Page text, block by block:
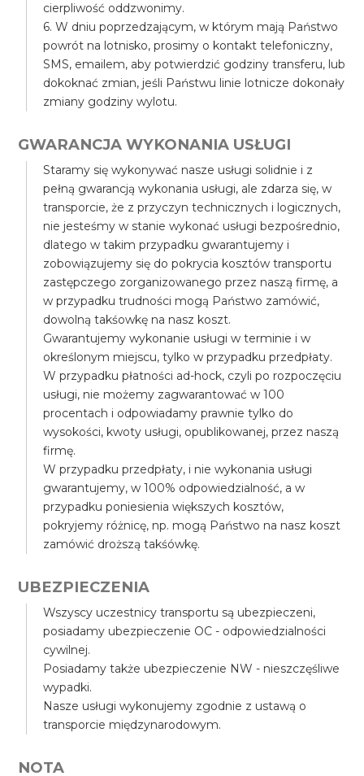
cierpliwość oddzwonimy.
6. W dniu poprzedzającym, w którym mają Państwo
powrót na lotnisko, prosimy o kontakt telefoniczny,
SMS, emailem, aby potwierdzić godziny transferu, lub
dokoknać zmian, jeśli Państwu linie lotnicze dokonały
zmiany godziny wylotu.
GWARANCJA WYKONANIA USŁUGI
Staramy się wykonywać nasze usługi solidnie i z
pełną gwarancją wykonania usługi, ale zdarza się, w
transporcie, że z przyczyn technicznych i logicznych,
nie jesteśmy w stanie wykonać usługi bezpośrednio,
dlatego w takim przypadku gwarantujemy i
zobowiązujemy się do pokrycia kosztów transportu
zastępczego zorganizowanego przez naszą firmę, a
w przypadku trudności mogą Państwo zamówić,
dowolną takśowkę na nasz koszt.
Gwarantujemy wykonanie usługi w terminie i w
określonym miejscu, tylko w przypadku przedpłaty.
W przypadku płatności ad-hock, czyli po rozpoczęciu
usługi, nie możemy zagwarantować w 100
procentach i odpowiadamy prawnie tylko do
wysokości, kwoty usługi, opublikowanej, przez naszą
firmę.
W przypadku przedpłaty, i nie wykonania usługi
gwarantujemy, w 100% odpowiedzialność, a w
przypadku poniesienia większych kosztów,
pokryjemy różnicę, np. mogą Państwo na nasz koszt
zamówić droższą takśówkę.
UBEZPIECZENIA
Wszyscy uczestnicy transportu są ubezpieczeni,
posiadamy ubezpieczenie OC - odpowiedzialności
cywilnej.
Posiadamy także ubezpieczenie NW - nieszczęśliwe
wypadki.
Nasze usługi wykonujemy zgodnie z ustawą o
transporcie międzynarodowym.
NOTA